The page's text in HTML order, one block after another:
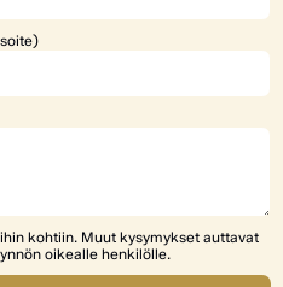
kohtiin. Muut kysymykset auttavat
oikealle henkilölle.